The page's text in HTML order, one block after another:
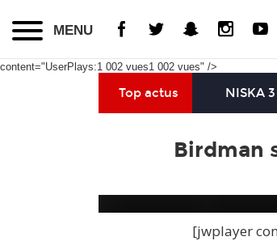
content="UserPlays:1 002 vues1 002 vues" />
MENU
Top actus NISKA
Birdman
[jwplayer